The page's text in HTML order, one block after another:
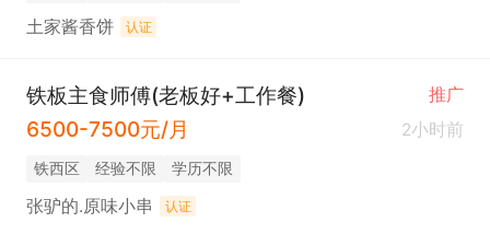
土家酱香饼 认证
铁板主食师傅(老板好+工作餐) 推广
6500-7500元/月 2小时前
铁西区 经验不限 学历不限
张驴的.原味小串 认证